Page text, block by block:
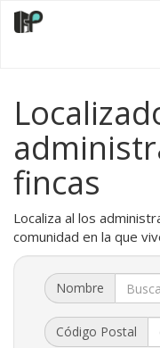
fincas
Localiza al los
comunidad en la que
Nombre
Nombre
Código
Postal
Código Postal